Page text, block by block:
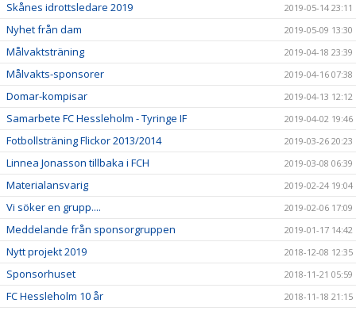
Skånes idrottsledare 2019 2019-05-14 23:11
Nyhet från dam 2019-05-09 13:30
Målvaktsträning 2019-04-18 23:39
Målvakts-sponsorer 2019-04-16 07:38
Domar-kompisar 2019-04-13 12:12
Samarbete FC Hessleholm - Tyringe IF 2019-04-02 19:46
Fotbollsträning Flickor 2013/2014 2019-03-26 20:23
Linnea Jonasson tillbaka i FCH 2019-03-08 06:39
Materialansvarig 2019-02-24 19:04
Vi söker en grupp.... 2019-02-06 17:09
Meddelande från sponsorgruppen 2019-01-17 14:42
Nytt projekt 2019 2018-12-08 12:35
Sponsorhuset 2018-11-21 05:59
FC Hessleholm 10 år
2018-11-18 21:15